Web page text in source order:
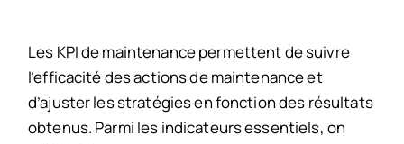
Les KPI de maintenance permettent de suivre
l’efficacité des actions de maintenance et
d’ajuster les stratégies en fonction des résultats
obtenus. Parmi les indicateurs essentiels, on